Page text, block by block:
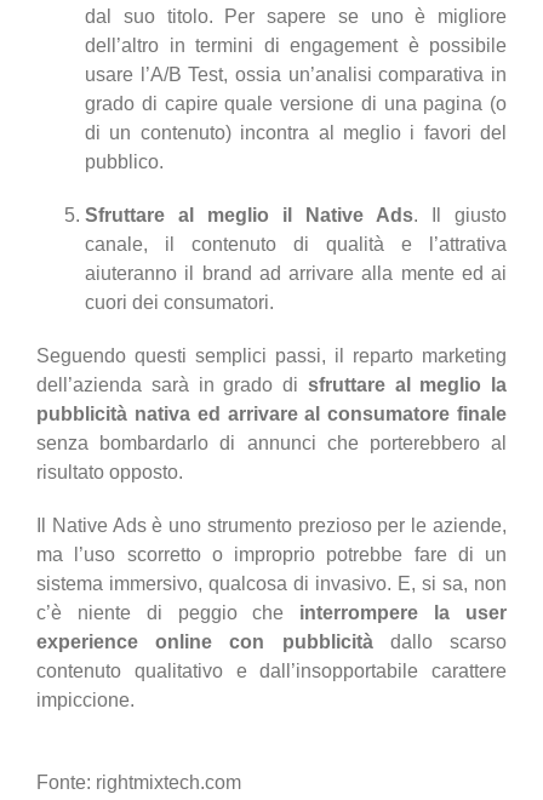
dal suo titolo. Per sapere se uno è migliore
dell’altro in termini di engagement è possibile
usare l’A/B Test, ossia un’analisi comparativa in
grado di capire quale versione di una pagina (o
di un contenuto) incontra al meglio i favori del
pubblico.
Sfruttare al meglio il Native Ads. Il giusto
canale, il contenuto di qualità e l’attrativa
aiuteranno il brand ad arrivare alla mente ed ai
cuori dei consumatori.
Seguendo questi semplici passi, il reparto marketing
dell’azienda sarà in grado di sfruttare al meglio la
pubblicità nativa ed arrivare al consumatore finale
senza bombardarlo di annunci che porterebbero al
risultato opposto.
Il Native Ads è uno strumento prezioso per le aziende,
ma l’uso scorretto o improprio potrebbe fare di un
sistema immersivo, qualcosa di invasivo. E, si sa, non
c’è niente di peggio che interrompere la user
experience online con pubblicitàdallo scarso
contenuto qualitativo e dall’insopportabile carattere
impiccione.
Fonte: rightmixtech.com